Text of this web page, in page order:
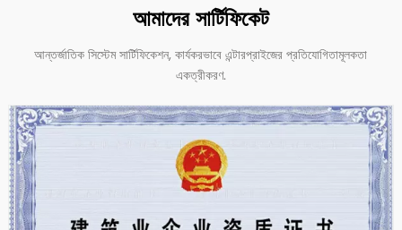
আমাদের সার্টিফিকেট
আন্তর্জাতিক সিস্টেম সার্টিফিকেশন, কার্যকরভাবে এন্টারপ্রাইজের প্রতিযোগিতামূলকতা
একত্রীকরণ.